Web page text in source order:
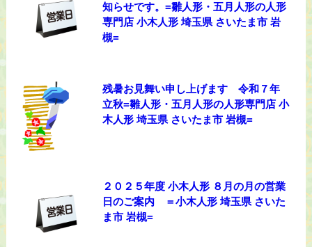
知らせです。=雛人形・五月人形の人形
専門店 小木人形 埼玉県 さいたま市 岩
槻=
残暑お見舞い申し上げます 令和７年
立秋=雛人形・五月人形の人形専門店 小
木人形 埼玉県 さいたま市 岩槻=
２０２５年度 小木人形 ８月の月の営業
日のご案内 ＝小木人形 埼玉県 さいた
ま市 岩槻=